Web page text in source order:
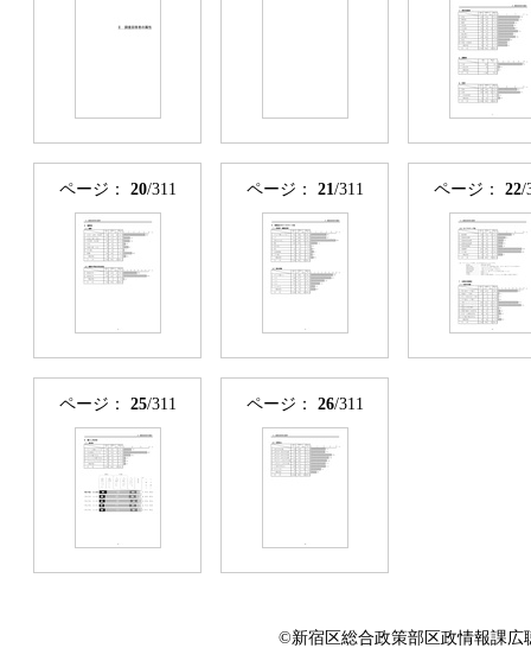
ページ： 20/311 ページ： 21/311 ページ： 22/
ページ： 25/311 ページ： 26/311
©新宿区総合政策部区政情報課